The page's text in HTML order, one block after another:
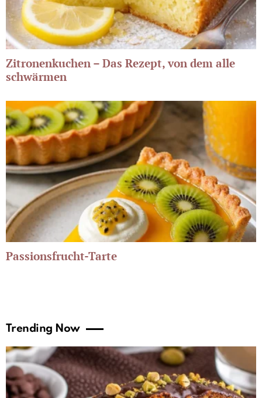
Zitronenkuchen – Das Rezept, von dem alle
schwärmen
Passionsfrucht-Tarte
Trending Now